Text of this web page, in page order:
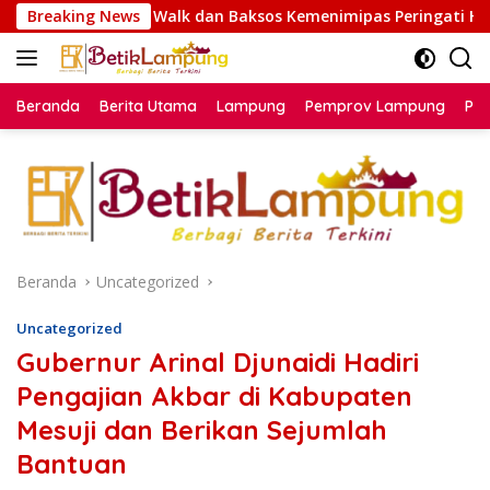
Langsung
ke
konten
Breaking News
Baksos Kemenimipas Peringati HUT ke-81 RI
Beranda Berita Utama Lampung Pemprov Lampung
Beranda Uncategorized
Uncategorized
Gubernur Arinal Djunaidi Hadiri
Pengajian Akbar di Kabupaten
Mesuji dan Berikan Sejumlah
Bantuan